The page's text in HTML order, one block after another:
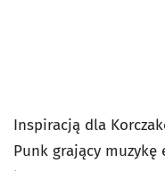
Inspiracją dla
Punk grający